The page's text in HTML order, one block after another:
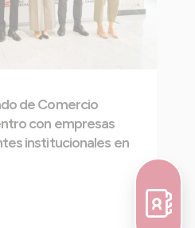
de Comercio
con empresas
institucionales en